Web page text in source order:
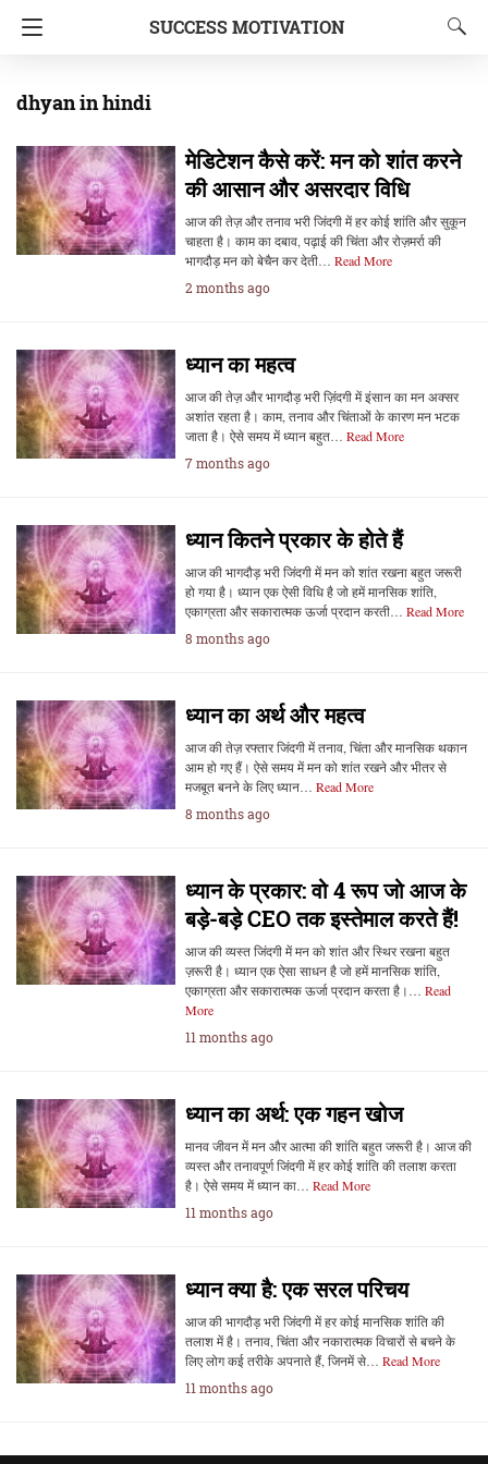
SUCCESS MOTIVATION
dhyan in hindi
मेडिटेशन कैसे करें: मन को शांत करने
की आसान और असरदार विधि
आज की तेज़ और तनाव भरी जिंदगी में हर कोई शांति और सुकून
चाहता है। काम का दबाव, पढ़ाई की चिंता और रोज़मर्रा की
भागदौड़ मन को बेचैन कर देती… Read More
2 months ago
ध्यान का महत्व
आज की तेज़ और भागदौड़ भरी ज़िंदगी में इंसान का मन अक्सर
अशांत रहता है। काम, तनाव और चिंताओं के कारण मन भटक
जाता है। ऐसे समय में ध्यान बहुत… Read More
7 months ago
ध्यान कितने प्रकार के होते हैं
आज की भागदौड़ भरी जिंदगी में मन को शांत रखना बहुत जरूरी
हो गया है। ध्यान एक ऐसी विधि है जो हमें मानसिक शांति,
एकाग्रता और सकारात्मक ऊर्जा प्रदान करती… Read More
8 months ago
ध्यान का अर्थ और महत्व
आज की तेज़ रफ्तार जिंदगी में तनाव, चिंता और मानसिक थकान
आम हो गए हैं। ऐसे समय में मन को शांत रखने और भीतर से
मजबूत बनने के लिए ध्यान… Read More
8 months ago
ध्यान के प्रकार: वो 4 रूप जो आज के
बड़े-बड़े CEO तक इस्तेमाल करते हैं!
आज की व्यस्त जिंदगी में मन को शांत और स्थिर रखना बहुत
ज़रूरी है। ध्यान एक ऐसा साधन है जो हमें मानसिक शांति,
एकाग्रता और सकारात्मक ऊर्जा प्रदान करता है।… Read
More
11 months ago
ध्यान का अर्थ: एक गहन खोज
मानव जीवन में मन और आत्मा की शांति बहुत जरूरी है। आज की
व्यस्त और तनावपूर्ण जिंदगी में हर कोई शांति की तलाश करता
है। ऐसे समय में ध्यान का… Read More
11 months ago
ध्यान क्या है: एक सरल परिचय
आज की भागदौड़ भरी जिंदगी में हर कोई मानसिक शांति की
तलाश में है। तनाव, चिंता और नकारात्मक विचारों से बचने के
लिए लोग कई तरीके अपनाते हैं, जिनमें से… Read More
11 months ago